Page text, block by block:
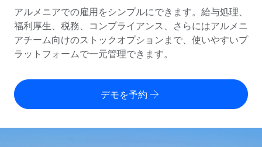
グローバル給与処理
コンプライアンス対応の給与処理を手軽に
Employer of Record（EOR）
グローバル展開をコストをかけずに実現
Contractor of Record
世界中の契約社員と法令を遵守して契約
各国の制度に対応
国別ガイド
/国別のグローバル雇用支援を検索する
Remoteを他社と比較
リソース
ツールと計算ツール
従業員コスト計算ツール
価格
English
アルメニアでの雇用をシンプルにできます。給与処理、
福利厚生、税務、コンプライアンス、さらにはアルメニ
アチーム向けのストックオプションまで、使いやすいプ
ラットフォームで一元管理できます。
デモを予約